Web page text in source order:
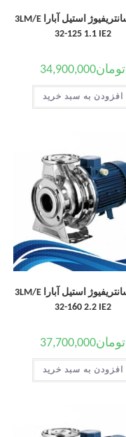
پمپ سانتریفیوژ استیل آبارا 3LM/E
32-125 1.1 IE2
تومان34,900,000
افزودن به سبد خرید
پمپ سانتریفیوژ استیل آبارا 3LM/E
32-160 2.2 IE2
تومان37,700,000
افزودن به سبد خرید